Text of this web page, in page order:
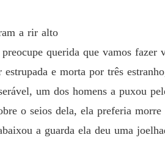
a rir alto
querida que vamos
e morta por três
um dos homens a puxou
o seios dela, ela preferia
a guarda ela deu uma